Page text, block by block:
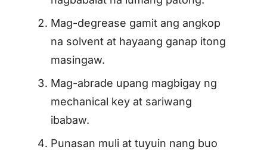
Mag-degrease gamit ang angkop
na solvent at hayaang ganap itong
masingaw.
Mag-abrade upang magbigay ng
mechanical key at sariwang
ibabaw.
Punasan muli at tuyuin nang buo